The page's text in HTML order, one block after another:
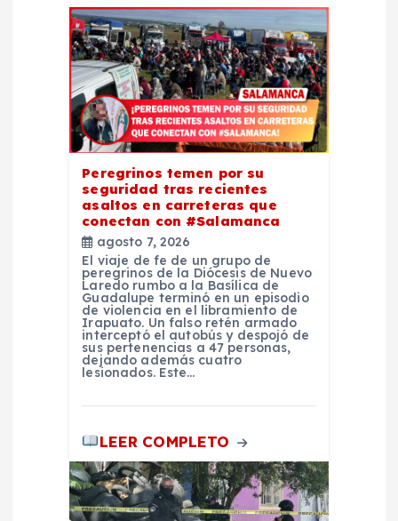
Peregrinos temen por su
seguridad tras recientes
asaltos en carreteras que
conectan con #Salamanca
agosto 7, 2026
El viaje de fe de un grupo de
peregrinos de la Diócesis de Nuevo
Laredo rumbo a la Basílica de
Guadalupe terminó en un episodio
de violencia en el libramiento de
Irapuato. Un falso retén armado
interceptó el autobús y despojó de
sus pertenencias a 47 personas,
dejando además cuatro
lesionados. Este…
LEER COMPLETO